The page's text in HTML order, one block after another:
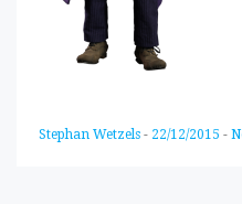
Stephan Wetzels - 22/12/2015 -